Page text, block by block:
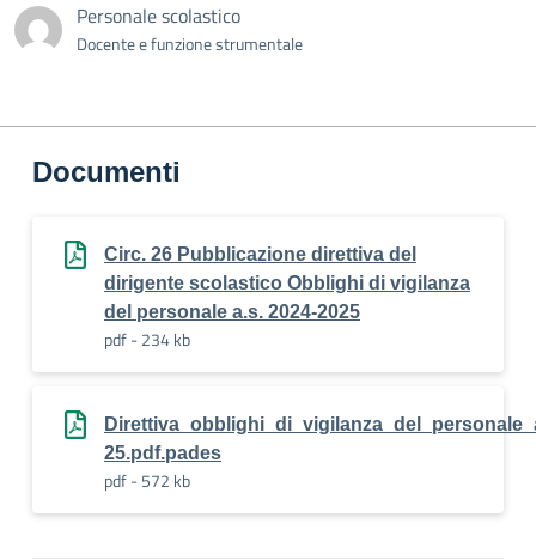
Personale scolastico
Docente e funzione strumentale
Documenti
Circ. 26 Pubblicazione direttiva del
dirigente scolastico Obblighi di vigilanza
del personale a.s. 2024-2025
pdf - 234 kb
25.pdf.pades
pdf - 572 kb